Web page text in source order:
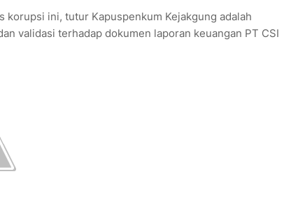
korupsi ini, tutur Kapuspenkum Kejakgung adalah
validasi terhadap dokumen laporan keuangan PT CSI